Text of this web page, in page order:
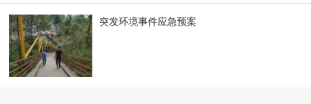
评价 服务 模拟预测
突发环境事件应急预案